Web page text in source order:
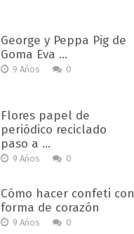
George y Peppa Pig de
Goma Eva …
9 Años 0
Flores papel de
periódico reciclado
paso a …
9 Años 0
Cómo hacer confeti con
forma de corazón
9 Años 0